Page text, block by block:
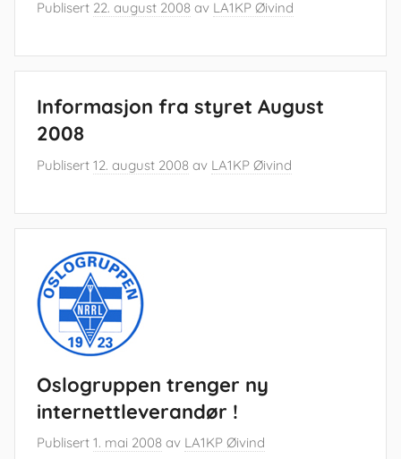
Publisert 22. august 2008 av LA1KP Øivind
Informasjon fra styret August
2008
Publisert 12. august 2008 av LA1KP Øivind
Oslogruppen trenger ny
internettleverandør !
Publisert 1. mai 2008 av LA1KP Øivind